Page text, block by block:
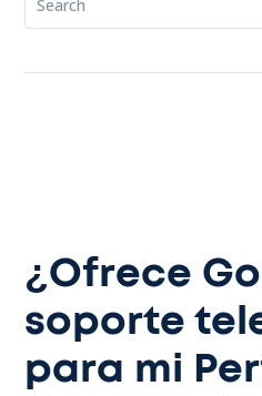
¿Ofrece
soporte
para mi